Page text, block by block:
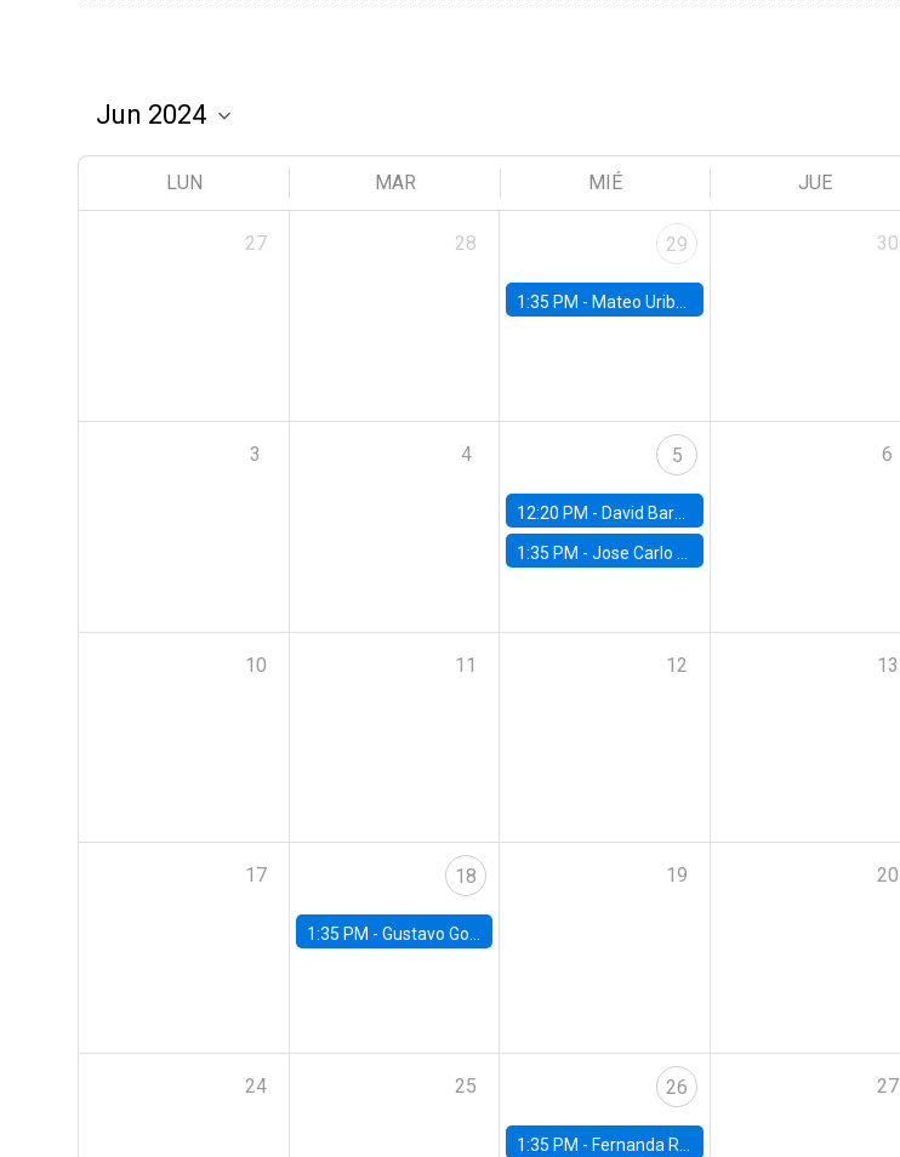
LUN MAR MIÉ JUE
27 28 29
1:35 PM - Mateo Uribe-Castro, Universidad de los Andes (Colombia)
30
3 4 5
12:20 PM - David Bardey, Universidad de los Andes - CEDE
1:35 PM -Jose Carlo Bermudez, UC (ME) & World Bank
6
10 11 12 13
17 18
1:35 PM - Gustavo González, Banco Central de Chile
19 20
24 25 26
1:35 PM - Fernanda Rojas Ampuero, University of Wisconsin-Madison
27